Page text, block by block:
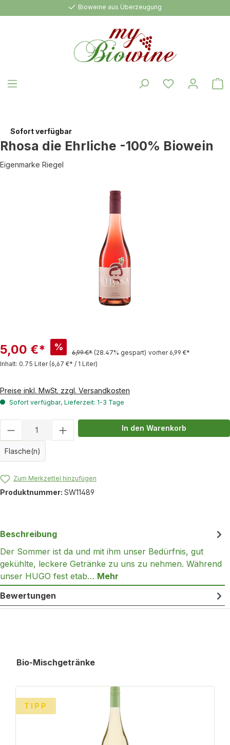
Bioweine aus Überzeugung
Sofort verfügbar
Rhosa die Ehrliche -100% Biowein
Eigenmarke Riegel
5,00 €* %
6,99 €* (28.47% gespart) vorher 6,99 €*
Inhalt: 0.75 Liter (6,67 €* / 1 Liter)
Preise inkl. MwSt. zzgl. Versandkosten
Sofort verfügbar, Lieferzeit: 1-3 Tage
Produkt Anzahl: Gib den gewünschten
Flasche(n)
In den Warenkorb
Zum Merkzettel hinzufügen
Produktnummer: SW11489
Beschreibung
Der Sommer ist da und mit ihm unser Bedürfnis, gut
gekühlte, leckere Getränke zu uns zu nehmen. Während
unser HUGO fest etab… Mehr
Bewertungen
Produktgalerie überspringen
Bio-Mischgetränke
%
TIPP